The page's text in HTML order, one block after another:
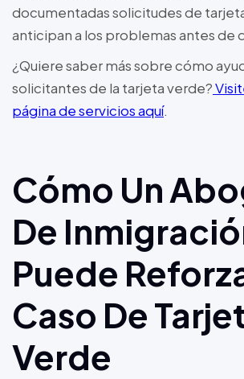
documentadas solicitudes de
anticipan a los problemas antes de
¿Quiere saber más sobre cómo
solicitantes de la tarjeta verde?
página de servicios aquí.
Cómo Un
De
Puede
Caso De
Verde